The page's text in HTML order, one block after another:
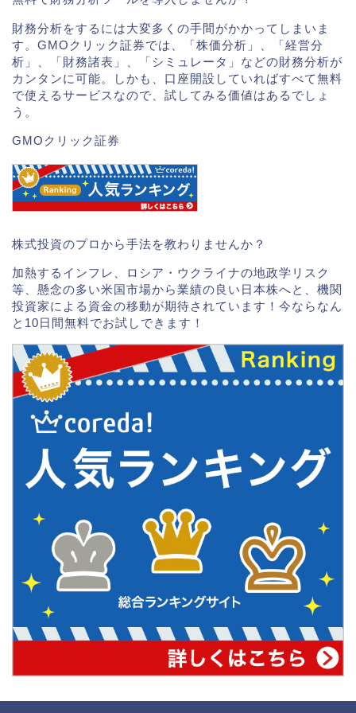
財務分析をするには大変多くの手間がかかってしまいま
す。GMOクリック証券では、「株価分析」、「経営分
析」、「財務諸表」、「シミュレータ」などの財務分析が
カンタンに可能。しかも、口座開設していればすべて無料
で使えるサービスなので、試してみる価値はあるでしょ
う。
GMOクリック証券
株式投資のプロから手法を教わりませんか？
加熱するインフレ、ロシア・ウクライナの地政学リスク
等、懸念の多い米国市場から業績の良い日本株へと、機関
投資家による資金の移動が期待されています！今ならなん
と10日間無料でお試しできます！